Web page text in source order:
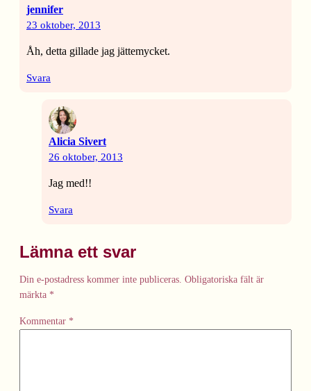
jennifer
23 oktober, 2013
Åh, detta gillade jag jättemycket.
Svara
Alicia Sivert
26 oktober, 2013
Jag med!!
Svara
Lämna ett svar
Din e-postadress kommer inte publiceras. Obligatoriska fält är
märkta *
Kommentar *